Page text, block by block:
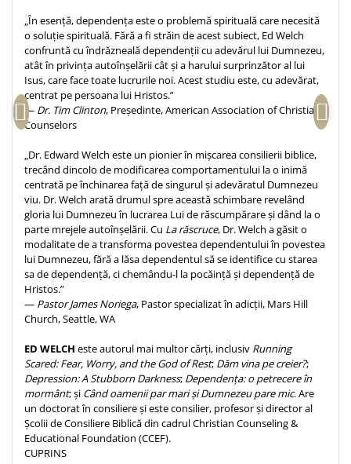
Dezvoltare personala
Leadership
Mediu
Sanatate / nutritie
„În esență, dependența este o problemă spirituală care necesită
o soluție spirituală. Fără a fi străin de acest subiect, Ed Welch
confruntă cu îndrăzneală dependenții cu adevărul lui Dumnezeu,
atât în privința autoînșelării cât și a harului surprinzător al lui
Isus, care face toate lucrurile noi. Acest studiu este, cu adevărat,
centrat pe persoana lui Hristos.”
— Dr. Tim Clinton, Președinte, American Association of Christian
Counselors
„Dr. Edward Welch este un pionier în mișcarea consilierii biblice,
trecând dincolo de modificarea comportamentului la o inimă
centrată pe închinarea față de singurul și adevăratul Dumnezeu
viu. Dr. Welch arată drumul spre această schimbare revelând
gloria lui Dumnezeu în lucrarea Lui de răscumpărare și dând la o
parte mrejele autoînșelării. Cu La răscruce, Dr. Welch a găsit o
modalitate de a transforma povestea dependentului în povestea
lui Dumnezeu, fără a lăsa dependentul să se identifice cu starea
sa de dependență, ci chemându-l la pocăință și dependență de
Hristos.”
— Pastor James Noriega, Pastor specializat în adicții, Mars Hill
Church, Seattle, WA
ED WELCH este autorul mai multor cărți, inclusiv Running
Scared: Fear, Worry, and the God of Rest; Dăm vina pe creier?;
Depression: A Stubborn Darkness; Dependența: o petrecere în
mormânt; și Când oamenii par mari și Dumnezeu pare mic. Are
un doctorat în consiliere și este consilier, profesor și director al
Școlii de Consiliere Biblică din cadrul Christian Counseling &
Educational Foundation (CCEF).
CUPRINS